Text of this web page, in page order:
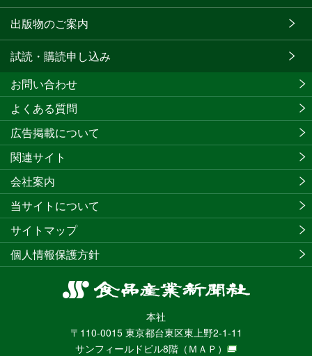
出版物のご案内
試読・購読申し込み
食
産
業
本社
〒110-0015 東京都台東区東上野2-1-11
サンフィールドビル8階 （ＭＡＰ）
お問い合わせ
よくある質問
広告掲載について
関連サイト
会社案内
当サイトについて
サイトマップ
個人情報保護方針